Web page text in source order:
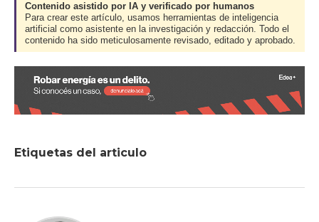
Contenido asistido por IA y verificado por humanos
Para crear este artículo, usamos herramientas de inteligencia
artificial como asistente en la investigación y redacción. Todo el
contenido ha sido meticulosamente revisado, editado y aprobado.
Etiquetas del articulo